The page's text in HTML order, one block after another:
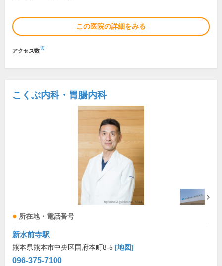
この医院の詳細をみる
アクセス数※
こくぶ内科・胃腸内科
所在地・電話番号
新水前寺駅
熊本県熊本市中央区国府本町8-5 [地図]
096-375-7100